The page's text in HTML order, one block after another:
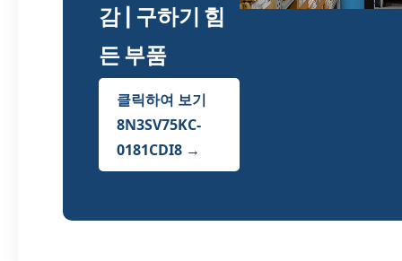
감 | 구하기 힘
든 부품
클릭하여 보기
8N3SV75KC-
0181CDI8 →